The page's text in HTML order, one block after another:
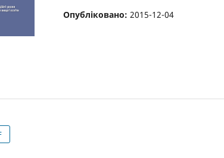
Опубліковано: 2015-12-04